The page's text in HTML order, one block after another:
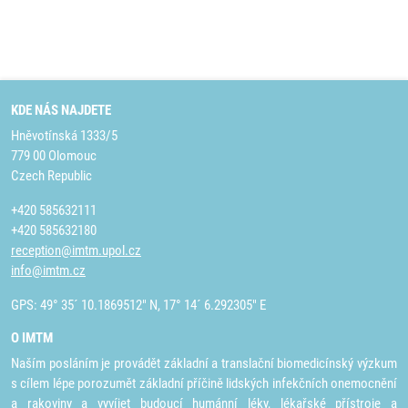
KDE NÁS NAJDETE
Hněvotínská 1333/5
779 00 Olomouc
Czech Republic
+420 585632111
+420 585632180
reception@imtm.upol.cz
info@imtm.cz
GPS: 49° 35´ 10.1869512" N, 17° 14´ 6.292305" E
O IMTM
Naším posláním je provádět základní a translační biomedicínský výzkum
s cílem lépe porozumět základní příčině lidských infekčních onemocnění
a rakoviny a vyvíjet budoucí humánní léky, lékařské přístroje a